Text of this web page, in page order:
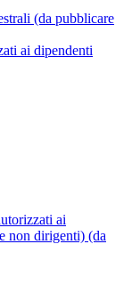
(da pubblicare
ai dipendenti
ai
non dirigenti) (da